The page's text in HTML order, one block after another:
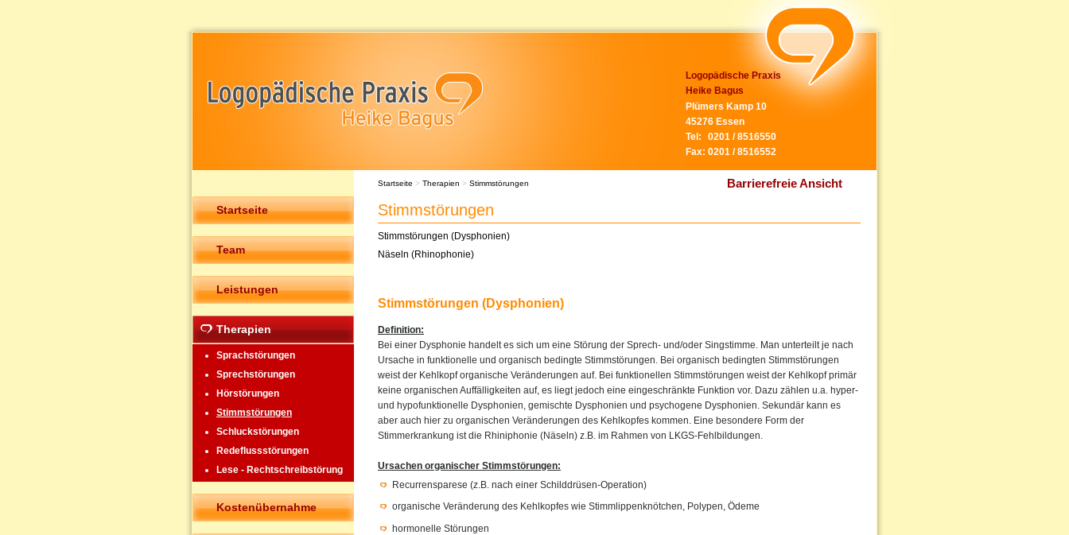
Logopädische Praxis
Heike Bagus
Plümers Kamp 10
45276 Essen
Tel:
0201 / 8516550
Fax: 0201 / 8516552
Barrierefreie Ansicht
Startseite
Team
Leistungen
Therapien
Sprachstörungen
Sprechstörungen
Hörstörungen
Stimmstörungen
Schluckstörungen
Redeflussstörungen
Lese - Rechtschreibstörung
Kostenübernahme
Startseite > Therapien > Stimmstörungen
Stimmstörungen
Stimmstörungen (Dysphonien)
Näseln (Rhinophonie)
Stimmstörungen (Dysphonien)
Definition:
Bei einer Dysphonie handelt es sich um eine Störung der Sprech- und/oder Singstimme. Man unterteilt je nach
Ursache in funktionelle und organisch bedingte Stimmstörungen. Bei organisch bedingten Stimmstörungen
weist der Kehlkopf organische Veränderungen auf. Bei funktionellen Stimmstörungen weist der Kehlkopf primär
keine organischen Auffälligkeiten auf, es liegt jedoch eine eingeschränkte Funktion vor. Dazu zählen u.a. hyper-
und hypofunktionelle Dysphonien, gemischte Dysphonien und psychogene Dysphonien. Sekundär kann es
aber auch hier zu organischen Veränderungen des Kehlkopfes kommen. Eine besondere Form der
Stimmerkrankung ist die Rhiniphonie (Näseln) z.B. im Rahmen von LKGS-Fehlbildungen.
Ursachen organischer Stimmstörungen:
Recurrensparese (z.B. nach einer Schilddrüsen-Operation)
organische Veränderung des Kehlkopfes wie Stimmlippenknötchen, Polypen, Ödeme
hormonelle Störungen